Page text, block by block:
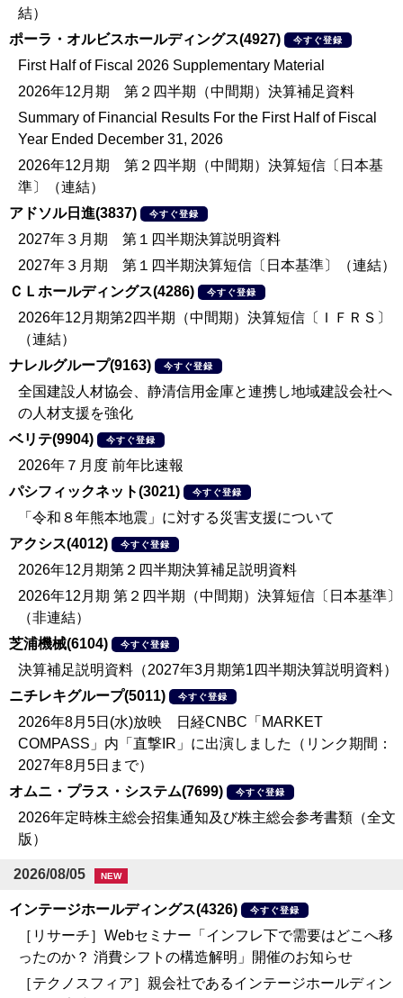
結）
ポーラ・オルビスホールディングス(4927)
今すぐ登録
First Half of Fiscal 2026 Supplementary Material
2026年12月期 第２四半期（中間期）決算補足資料
Summary of Financial Results For the First Half of Fiscal
Year Ended December 31, 2026
2026年12月期 第２四半期（中間期）決算短信〔日本基
準〕（連結）
アドソル日進(3837)
今すぐ登録
2027年３月期 第１四半期決算説明資料
2027年３月期 第１四半期決算短信〔日本基準〕（連結）
ＣＬホールディングス(4286)
今すぐ登録
2026年12月期第2四半期（中間期）決算短信〔ＩＦＲＳ〕
（連結）
ナレルグループ(9163)
今すぐ登録
全国建設人材協会、静清信用金庫と連携し地域建設会社へ
の人材支援を強化
ベリテ(9904)
今すぐ登録
2026年７月度 前年比速報
パシフィックネット(3021)
今すぐ登録
「令和８年熊本地震」に対する災害支援について
アクシス(4012)
今すぐ登録
2026年12月期第２四半期決算補足説明資料
2026年12月期 第２四半期（中間期）決算短信〔日本基準〕
（非連結）
芝浦機械(6104)
今すぐ登録
決算補足説明資料（2027年3月期第1四半期決算説明資料）
ニチレキグループ(5011)
今すぐ登録
2026年8月5日(水)放映 日経CNBC「MARKET
COMPASS」内「直撃IR」に出演しました（リンク期間：
2027年8月5日まで）
オムニ・プラス・システム(7699)
今すぐ登録
2026年定時株主総会招集通知及び株主総会参考書類（全文
版）
2026/08/05 NEW
インテージホールディングス(4326) 今すぐ登録
［リサーチ］Webセミナー「インフレ下で需要はどこへ移
ったのか？ 消費シフトの構造解明」開催のお知らせ
［テクノスフィア］親会社であるインテージホールディン